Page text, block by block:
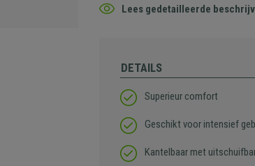
Lees gedetailleerde
DETAILS
Superieur comfort
Geschikt voor intensief
Kantelbaar met